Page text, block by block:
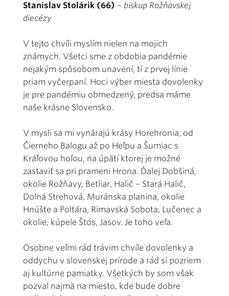
Stanislav Stolárik (66) – biskup Rožňavskej
diecézy
V tejto chvíli myslím nielen na mojich
známych. Všetci sme z obdobia pandémie
nejakým spôsobom unavení, tí z prvej línie
priam vyčerpaní. Hoci výber miesta dovolenky
je pre pandémiu obmedzený, predsa máme
naše krásne Slovensko.
V mysli sa mi vynárajú krásy Horehronia, od
Čierneho Balogu až po Heľpu a Šumiac s
Kráľovou hoľou, na úpätí ktorej je možné
zastaviť sa pri prameni Hrona. Ďalej Dobšiná,
okolie Rožňavy, Betliar, Halič – Stará Halič,
Dolná Strehová, Muránska planina, okolie
Hnúšte a Poltára, Rimavská Sobota, Lučenec a
okolie, kúpele Štós, Jasov. Je toho veľa.
Osobne veľmi rád trávim chvíle dovolenky a
oddychu v slovenskej prírode a rád si pozriem
aj kultúrne pamiatky. Všetkých by som však
pozval najmä na miesto, kde bude dobre